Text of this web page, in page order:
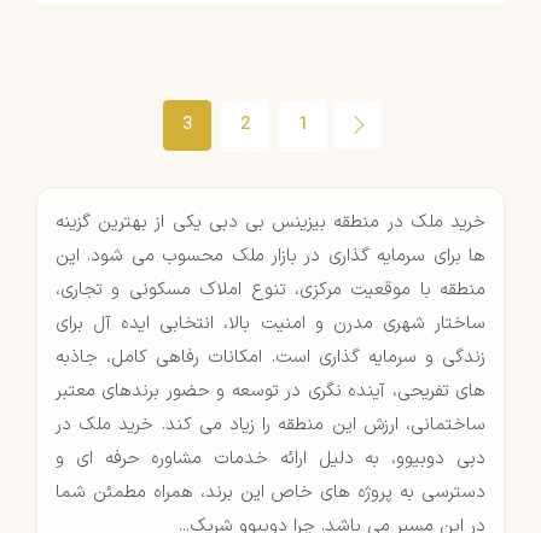
1
2
3
خرید ملک در منطقه بیزینس بی دبی یکی از بهترین گزینه
ها برای سرمایه گذاری در بازار ملک محسوب می شود. این
منطقه با موقعیت مرکزی، تنوع املاک مسکونی و تجاری،
ساختار شهری مدرن و امنیت بالا، انتخابی ایده آل برای
زندگی و سرمایه گذاری است. امکانات رفاهی کامل، جاذبه
های تفریحی، آینده نگری در توسعه و حضور برندهای معتبر
ساختمانی، ارزش این منطقه را زیاد می کند. خرید ملک در
دبی دوبیوو، به دلیل ارائه خدمات مشاوره حرفه ای و
دسترسی به پروژه های خاص این برند، همراه مطمئن شما
در این مسیر می باشد. چرا دوبیوو شریک...